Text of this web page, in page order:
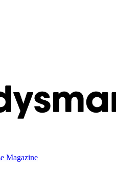
Magazine